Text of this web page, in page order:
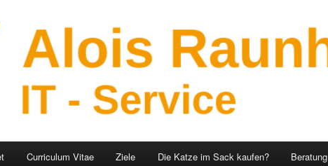
Curriculum Vitae Ziele Die Katze im Sack kaufen? Beratung